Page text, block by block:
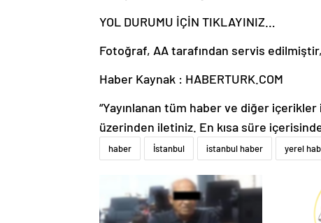
YOL DURUMU İÇİN TIKLAYINIZ…
Fotoğraf, AA tarafından servis
Haber Kaynak : HABERTURK.COM
“Yayınlanan tüm haber ve diğer
üzerinden iletiniz. En kısa süre
haber İstanbul istanbul haber yerel